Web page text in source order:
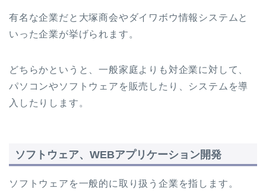
有名な企業だと大塚商会やダイワボウ情報システムと
いった企業が挙げられます。
どちらかというと、一般家庭よりも対企業に対して、
パソコンやソフトウェアを販売したり、システムを導
入したりします。
ソフトウェア、WEBアプリケーション開発
ソフトウェアを一般的に取り扱う企業を指します。